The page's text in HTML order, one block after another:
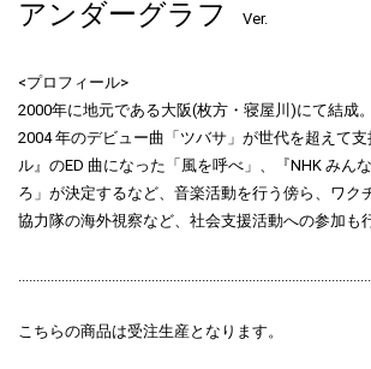
アンダーグラフ Ver.
<プロフィール>
2000年に地元である大阪(枚方・寝屋川)にて結成。
2004 年のデビュー曲「ツバサ」が世代を超えて
ル』のED 曲になった「風を呼べ」、『NHK みん
ろ」が決定するなど、音楽活動を行う傍ら、ワク
協力隊の海外視察など、社会支援活動への参加も
こちらの商品は受注生産となります。